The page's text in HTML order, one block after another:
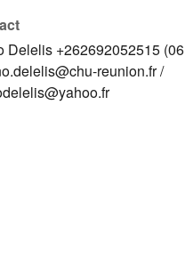
Delelis +262692052515
reunion.fr /